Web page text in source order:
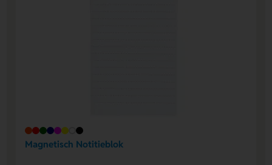
Magnetisch Notitieblok